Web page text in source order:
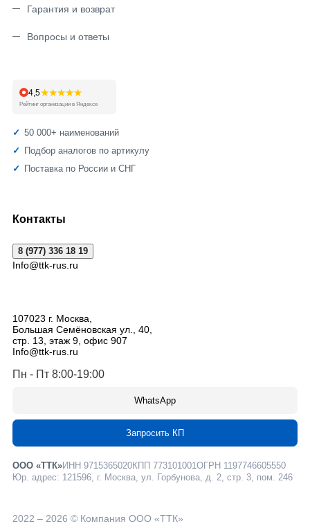
Гарантия и возврат
Вопросы и ответы
4,5★★★★★
Рейтинг организации в Яндексе
50 000+ наименований
Подбор аналогов по артикулу
Поставка по России и СНГ
Контакты
8 (977) 336 18 19
Info@ttk-rus.ru
107023 г. Москва,
Большая Семёновская ул., 40,
стр. 13, этаж 9, офис 907
Info@ttk-rus.ru
Пн - Пт 8:00-19:00
WhatsApp
Запросить КП
ООО «ТТК»ИНН 9715365020КПП 773101001ОГРН 1197746605550
Юр. адрес: 121596, г. Москва, ул. Горбунова, д. 2, стр. 3, пом. 246
2022 – 2026 © Компания ООО «ТТК»